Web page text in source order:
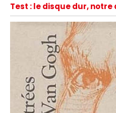
Test : le disque dur,